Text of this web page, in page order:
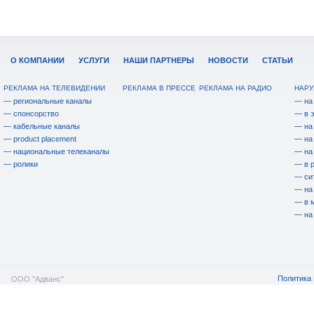
О КОМПАНИИ УСЛУГИ НАШИ ПАРТНЕРЫ НОВОСТИ СТАТЬИ
РЕКЛАМА НА ТЕЛЕВИДЕНИИ
— региональные каналы
— спонсорство
— кабельные каналы
— product placement
— национальные телеканалы
— ролики
РЕКЛАМА В ПРЕССЕ РЕКЛАМА НА РАДИО
— на
— в
— на
— на
— на
— в
—
— на
— в
— на
ООО "Адванс" Политика